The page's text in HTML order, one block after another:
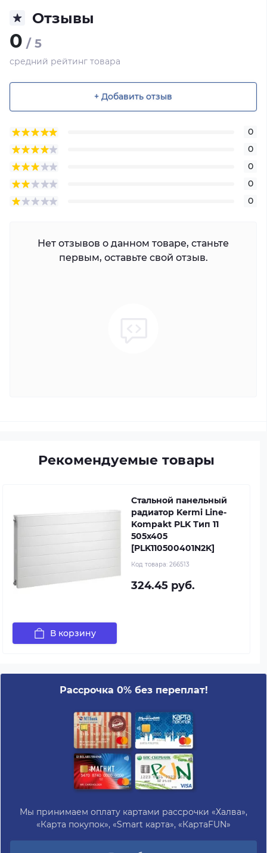
Отзывы
0 / 5
средний рейтинг товара
+ Добавить отзыв
0
0
0
0
0
Нет отзывов о данном товаре, станьте
первым, оставьте свой отзыв.
Рекомендуемые товары
Стальной панельный
радиатор Kermi Line-
Kompakt PLK Тип 11
505x405
[PLK110500401N2K]
Код товара: 266513
324.45 руб.
В корзину
Рассрочка 0% без переплат!
Мы принимаем оплату картами рассрочки «Халва»,
«Карта покупок», «Smart карта», «КартаFUN»